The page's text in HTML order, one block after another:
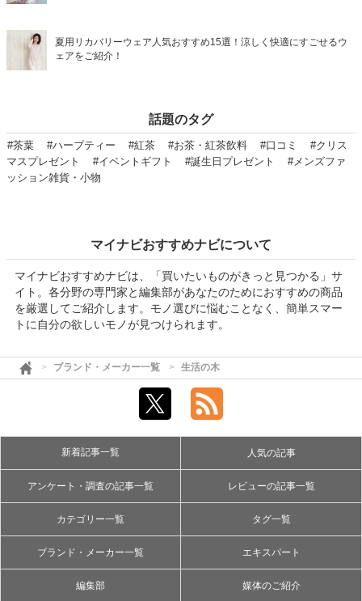
夏用リカバリーウェア人気おすすめ15選！涼しく快適にすごせるウ
ェアをご紹介！
話題のタグ
#茶葉 #ハーブティー #紅茶 #お茶・紅茶飲料 #口コミ
#クリス
マスプレゼント
#イベントギフト #誕生日プレゼント
#メンズファ
ッション雑貨・小物
マイナビおすすめナビについて
マイナビおすすめナビは、「買いたいものがきっと見つかる」サ
イト。各分野の専門家と編集部があなたのためにおすすめの商品
を厳選してご紹介します。モノ選びに悩むことなく、簡単スマー
トに自分の欲しいモノが見つけられます。
ブランド・メーカー一覧 生活の木
新着記事一覧 人気の記事
アンケート・調査の記事一覧 レビューの記事一覧
カテゴリー一覧 タグ一覧
ブランド・メーカー一覧 エキスパート
編集部 媒体のご紹介